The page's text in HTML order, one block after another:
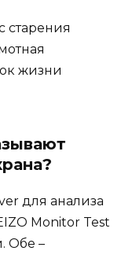
старения
жизни
для анализа
Monitor Test
Обе –